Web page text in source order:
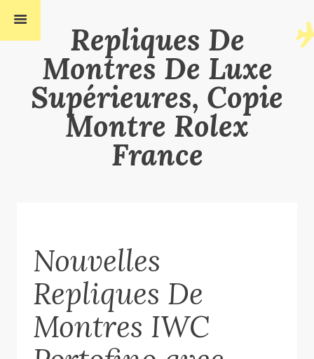
Repliques De
Montres De Luxe
Supérieures, Copie
Montre Rolex
France
Nouvelles
Repliques De
Montres IWC